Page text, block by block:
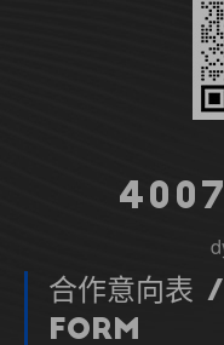
4 0 0 7
合作意向
Form